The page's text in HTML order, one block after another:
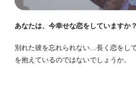
あなたは、今幸せな恋をしていますか？
別れた彼を忘れられない…長く恋をし
を抱えているのではないでしょうか。